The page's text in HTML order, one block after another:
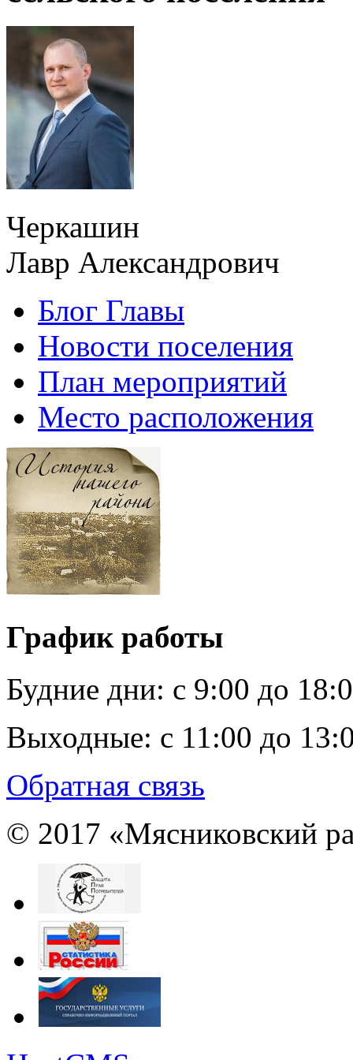
Черкашин
Лавр Александрович
Блог Главы
Новости поселения
План мероприятий
Место расположения
График работы
Будние дни: c 9:00 до
Выходные: с 11:00 до
Обратная связь
© 2017 «Мясниковский